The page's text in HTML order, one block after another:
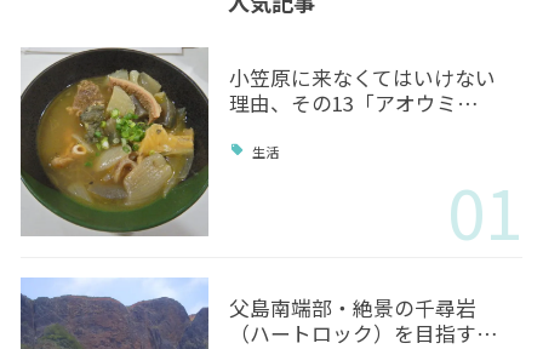
小笠原に来なくてはいけない
理由、その13「アオウミ…
生活
01
父島南端部・絶景の千尋岩
（ハートロック）を目指す…